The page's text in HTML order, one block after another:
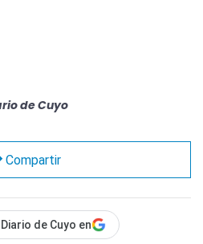
de Cuyo
Compartir
de Cuyo en